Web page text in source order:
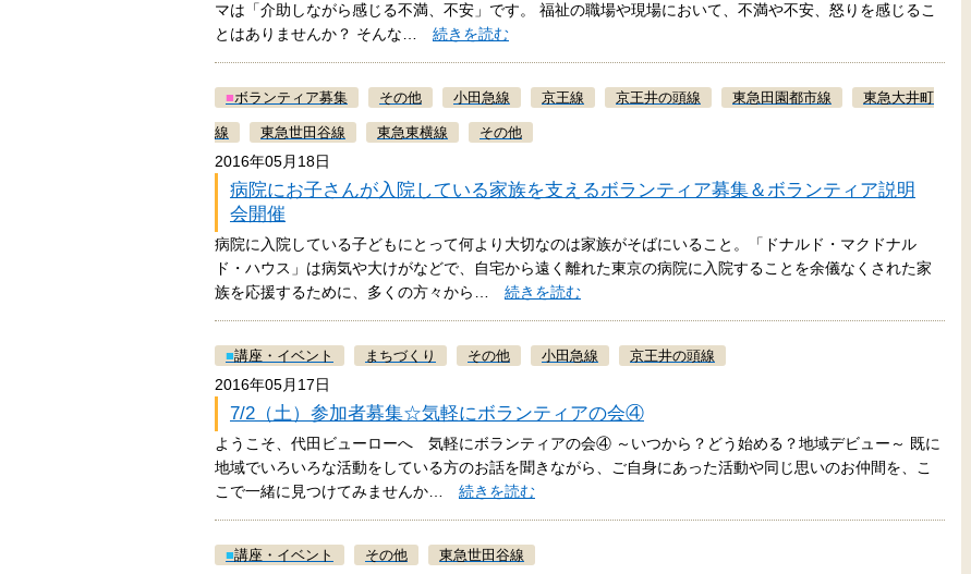
マは「介助しながら感じる不満、不安」です。 福祉の職場や現場において、不満や不安、怒りを感じるこ
とはありませんか？ そんな… 続きを読む
■ボランティア募集 その他 小田急線 京王線 京王井の頭線 東急田園都市線 東急大井町
線 東急世田谷線 東急東横線 その他
2016年05月18日
病院にお子さんが入院している家族を支えるボランティア募集＆ボランティア説明
会開催
病院に入院している子どもにとって何より大切なのは家族がそばにいること。「ドナルド・マクドナル
ド・ハウス」は病気や大けがなどで、自宅から遠く離れた東京の病院に入院することを余儀なくされた家
族を応援するために、多くの方々から… 続きを読む
■講座・イベント まちづくり その他 小田急線 京王井の頭線
2016年05月17日
7/2（土）参加者募集☆気軽にボランティアの会④
ようこそ、代田ビューローへ 気軽にボランティアの会④ ～いつから？どう始める？地域デビュー～ 既に
地域でいろいろな活動をしている方のお話を聞きながら、ご自身にあった活動や同じ思いのお仲間を、こ
こで一緒に見つけてみませんか… 続きを読む
■講座・イベント その他 東急世田谷線